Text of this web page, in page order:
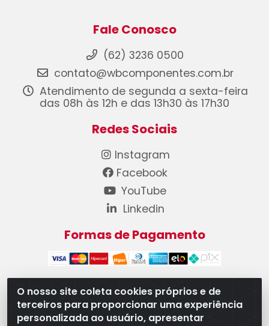
O nosso site coleta cookies próprios e de
terceiros para proporcionar uma experiência
personalizada ao usuário, apresentar
Fale Conosco
(62) 3236 0500
contato@wbcomponentes.com.br
Atendimento de segunda a sexta-feira
das 08h às 12h e das 13h30 às 17h30
Redes Sociais
Instagram
Facebook
YouTube
Linkedin
Formas de Pagamento
WB Componentes Automotivos LTDA - CNPJ
08.528.393/0001-12 - Rua do Níquel, 667 - Parque